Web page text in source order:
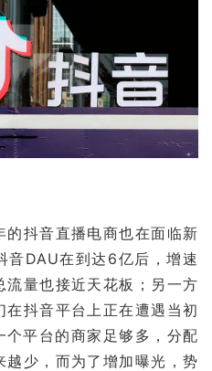
的抖音直播电商也在面临新
音DAU在到达6亿后，增速
量也接近天花板；另一方
抖音平台上正在遭遇当初
平台的商家足够多，分配
少，而为了增加曝光，势